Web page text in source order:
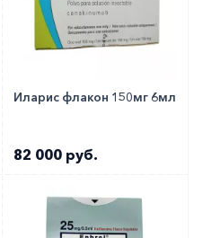
Иларис флакон 150мг 6мл
82 000 руб.